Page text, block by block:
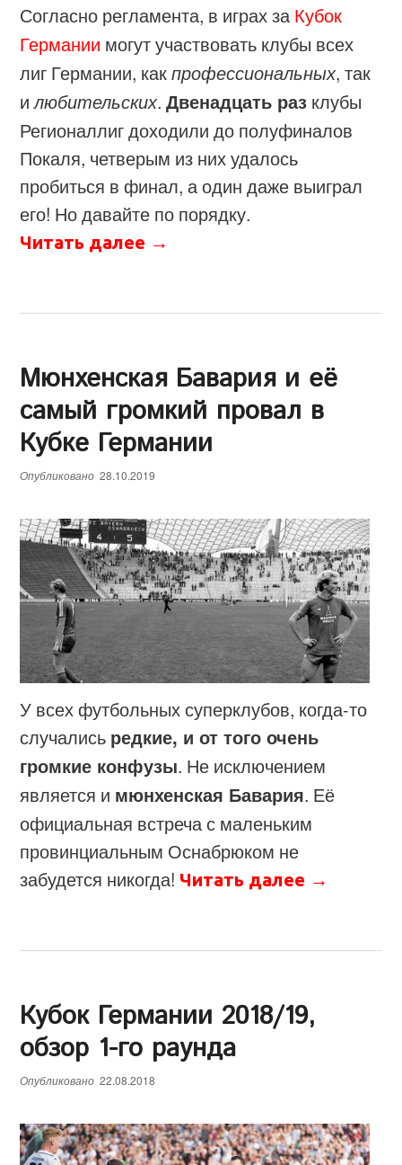
Согласно регламента, в играх за Кубок
Германии могут участвовать клубы всех
лиг Германии, какпрофессиональных, так
илюбительских.Двенадцать раз клубы
Регионаллиг доходили до полуфиналов
Покаля, четверым из них удалось
пробиться в финал, а один даже выиграл
его! Но давайте по порядку.
Читать далее →
Мюнхенская Бавария и её
самый громкий провал в
Кубке Германии
Опубликовано 28.10.2019
У всех футбольных суперклубов, когда-то
случались редкие, и от того очень
громкие конфузы. Не исключением
является и мюнхенская Бавария. Её
официальная встреча с маленьким
провинциальным Оснабрюком не
забудется никогда! Читать далее →
Кубок Германии 2018/19,
обзор 1-го раунда
Опубликовано 22.08.2018